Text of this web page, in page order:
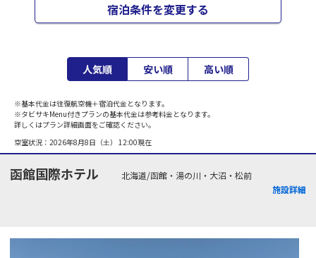
宿泊条件を変更する
人気順 安い順 高い順
※基本代金は往復航空機＋宿泊代金となります。
※タビサキMenu付きプランの基本代金は参考料金となります。
詳しくはプラン詳細画面をご確認ください。
空室状況： 2026年8月8日（土） 12:00現在
函館国際ホテル
北海道/函館・湯の川・大沼・松前
施設詳細